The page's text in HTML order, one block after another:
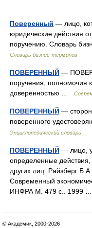
Поверенный — лицо,
юридические действия
поручению. Словарь
Словарь бизнес-терминов
ПОВЕРЕННЫЙ —
поручения, полномочия
доверенностью …
ПОВЕРЕННЫЙ —
поверенного
Энциклопедический словарь
ПОВЕРЕННЫЙ — лицо,
определенные
других лиц. Райзберг
Современный
ИНФРА М. 479 с.. 1999
© Академик, 2000-2026